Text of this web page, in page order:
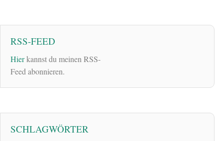
RSS-FEED
Hierkannst du meinen RSS-
Feed abonnieren.
SCHLAGWÖRTER